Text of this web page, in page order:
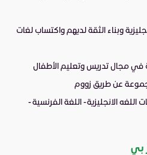
وبناء الثقة لديهم واكتساب لغات
مجال تدريس وتعليم الأطفال
عن طريق زووم
الانجليزية - اللغة الفرنسية -
بي